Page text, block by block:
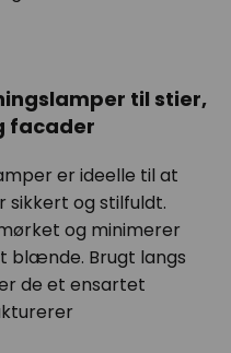
til stier,
facader
er ideelle til at
sikkert og stilfuldt.
og minimerer
blænde. Brugt langs
de et ensartet